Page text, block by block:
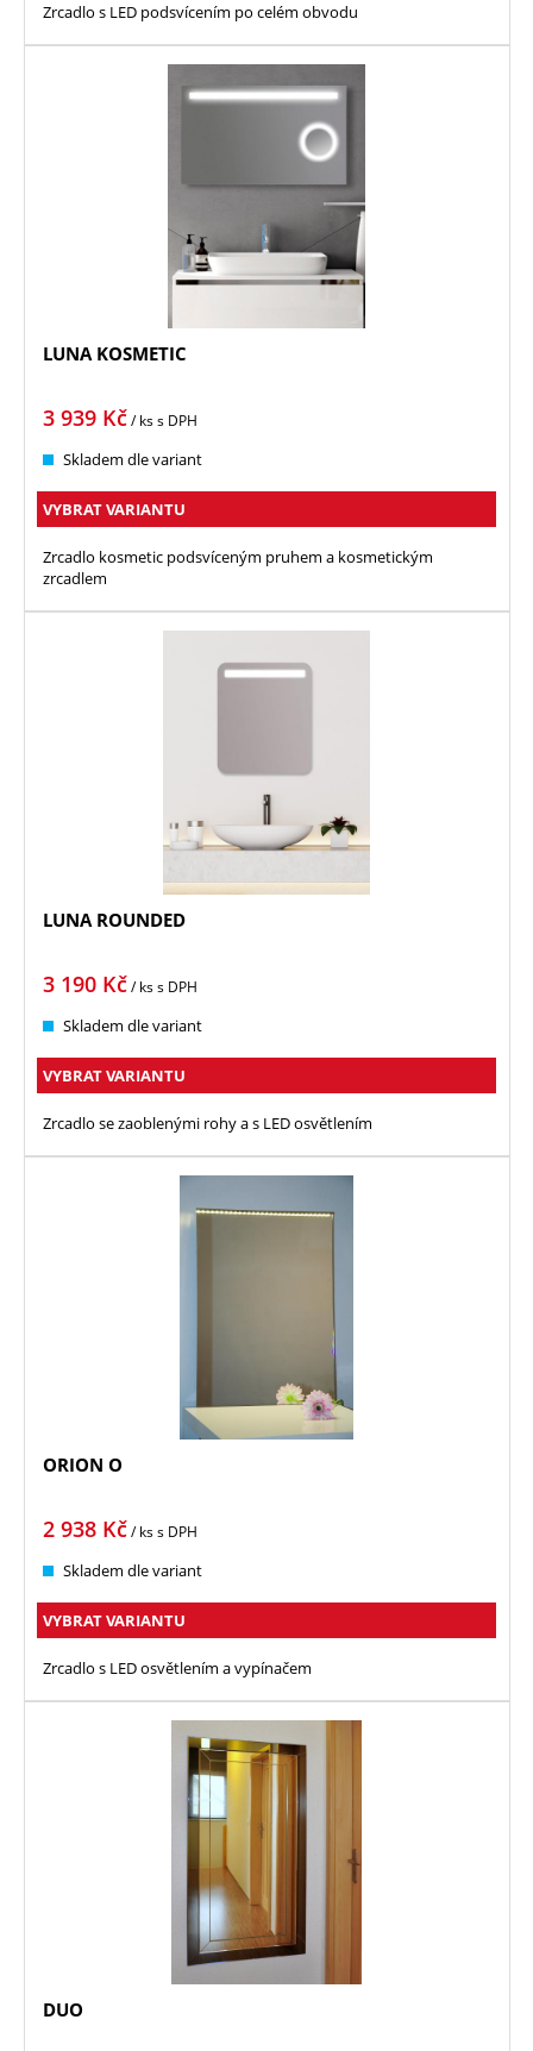
Zrcadlo s LED podsvícením po celém obvodu
LUNA KOSMETIC
3 939 Kč/ kss DPH
Skladem dle variant
VYBRAT VARIANTU
Zrcadlo kosmetic podsvíceným pruhem a kosmetickým
zrcadlem
LUNA ROUNDED
3 190 Kč/ kss DPH
Skladem dle variant
VYBRAT VARIANTU
Zrcadlo se zaoblenými rohy a s LED osvětlením
ORION O
2 938 Kč/ kss DPH
Skladem dle variant
VYBRAT VARIANTU
Zrcadlo s LED osvětlením a vypínačem
DUO